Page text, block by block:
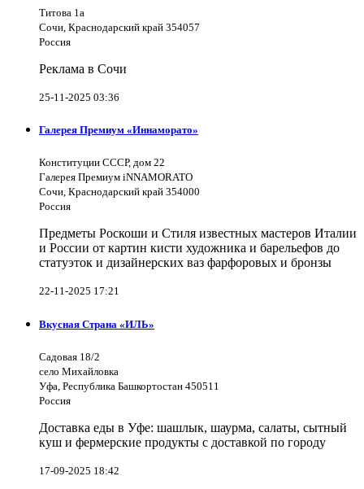
Титова 1а
Сочи, Краснодарский край 354057
Россия
Реклама в Сочи
25-11-2025 03:36
Галерея Премиум «Иннаморато»
Конституции СССР, дом 22
Галерея Премиум iNNAMORATO
Сочи, Краснодарский край 354000
Россия
Предметы Роскоши и Стиля известных мастеров Италии
и России от картин кисти художника и барельефов до
статуэток и дизайнерских ваз фарфоровых и бронзы
22-11-2025 17:21
Вкусная Страна «ИЛЬ»
Садовая 18/2
село Михайловка
Уфа, Республика Башкортостан 450511
Россия
Доставка еды в Уфе: шашлык, шаурма, салаты, сытный
куш и фермерские продукты с доставкой по городу
17-09-2025 18:42